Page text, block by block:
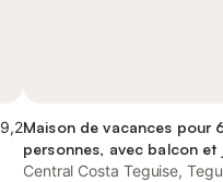
9,2Maison de vacances pour
personnes, avec balcon et
Central Costa Teguise,